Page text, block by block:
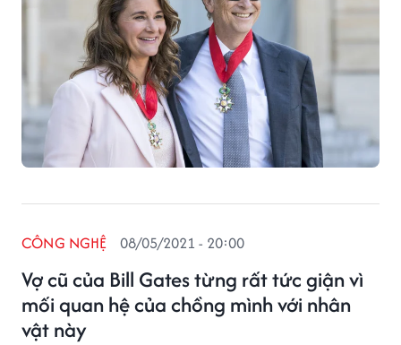
Vợ cũ của Bill Gates từng rất tức giận vì
mối quan hệ của chồng mình với nhân
vật này
CÔNG NGHỆ 08/05/2021 - 20:00